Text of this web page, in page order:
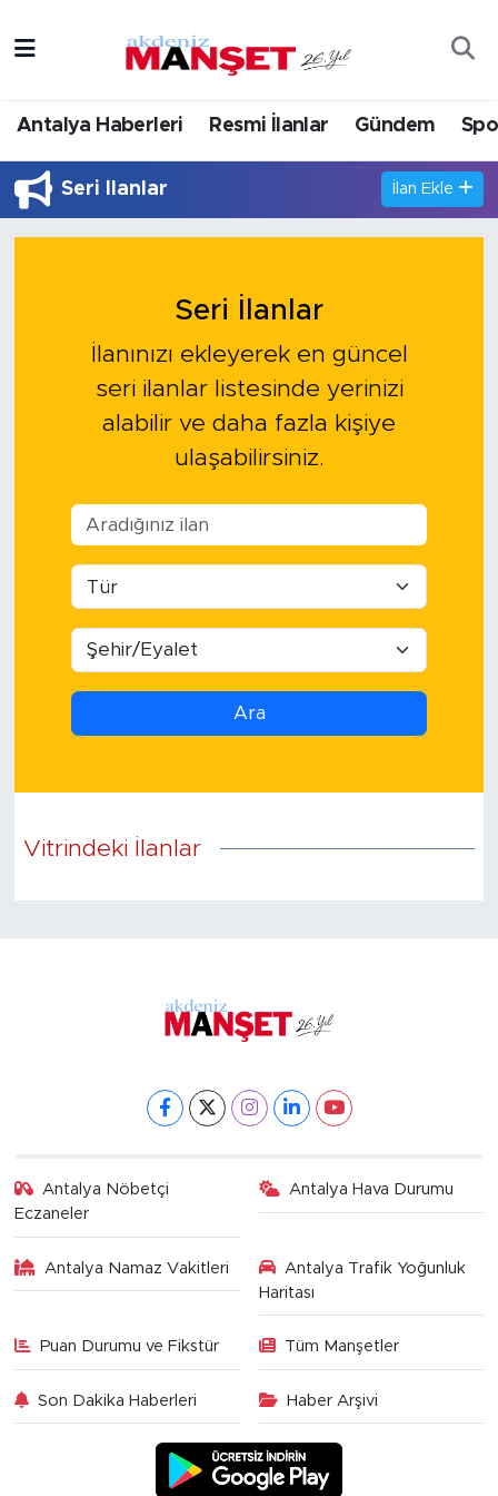
Antalya Haberleri Resmi İlanlar Gündem
Seri İlanlar İlan Ekle
Seri İlanlar
İlanınızı ekleyerek en güncel
seri ilanlar listesinde yerinizi
alabilir ve daha fazla kişiye
ulaşabilirsiniz.
Ara
Vitrindeki İlanlar
Antalya Nöbetçi
Eczaneler
Antalya Hava Durumu
Antalya Namaz Vakitleri
Antalya Trafik Yoğunluk
Haritası
Puan Durumu ve Fikstür Tüm Manşetler
Son Dakika Haberleri Haber Arşivi
Bilim & Teknoloji
Eğitim
Gündem
İlçeler
Magazin
Özel Haber
Politika
Antalya Hava Durumu
Antalya Namaz Vakitleri
Süper Lig Puan Durumu ve Fikstür
Tüm Manşetler
Son Dakika Haberleri